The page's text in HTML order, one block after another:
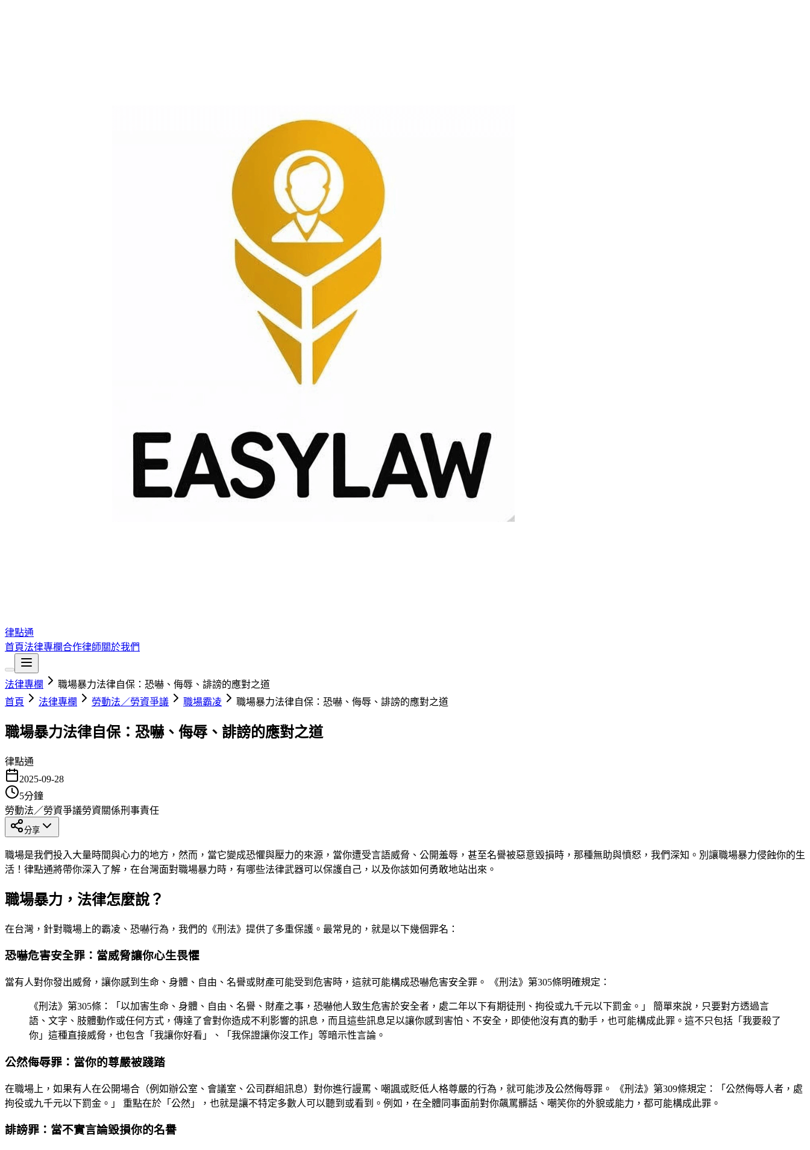
律點通
首頁法律專欄合作律師關於我們
法律專欄
職場暴力法律自保：恐嚇、侮辱、誹謗的應對之道
首頁
法律專欄 勞動法／勞資爭議 職場霸凌 職場暴力法律自保：恐嚇、侮辱、誹謗的應對之道
職場暴力法律自保：恐嚇、侮辱、誹謗的應對之道
律點通
2025-09-28
5分鐘
勞動法／勞資爭議勞資關係刑事責任
分享
職場是我們投入大量時間與心力的地方，然而，當它變成恐懼與壓力的來源，當你遭受言語威脅、公開羞辱，甚至名譽被惡意毀損時，那種無助與憤怒，我們深知。別讓職場暴力侵蝕你的生
活！律點通將帶你深入了解，在台灣面對職場暴力時，有哪些法律武器可以保護自己，以及你該如何勇敢地站出來。
職場暴力，法律怎麼說？
在台灣，針對職場上的霸凌、恐嚇行為，我們的《刑法》提供了多重保護。最常見的，就是以下幾個罪名：
恐嚇危害安全罪：當威脅讓你心生畏懼
當有人對你發出威脅，讓你感到生命、身體、自由、名譽或財產可能受到危害時，這就可能構成恐嚇危害安全罪。 《刑法》第305條明確規定：
《刑法》第305條：「以加害生命、身體、自由、名譽、財產之事，恐嚇他人致生危害於安全者，處二年以下有期徒刑、拘役或九千元以下罰金。」 簡單來說，只要對方透過言
語、文字、肢體動作或任何方式，傳達了會對你造成不利影響的訊息，而且這些訊息足以讓你感到害怕、不安全，即使他沒有真的動手，也可能構成此罪。這不只包括「我要殺了
你」這種直接威脅，也包含「我讓你好看」、「我保證讓你沒工作」等暗示性言論。
公然侮辱罪：當你的尊嚴被踐踏
在職場上，如果有人在公開場合（例如辦公室、會議室、公司群組訊息）對你進行謾罵、嘲諷或貶低人格尊嚴的行為，就可能涉及公然侮辱罪。 《刑法》第309條規定：「公然侮辱人者，處
拘役或九千元以下罰金。」 重點在於「公然」，也就是讓不特定多數人可以聽到或看到。例如，在全體同事面前對你飆罵髒話、嘲笑你的外貌或能力，都可能構成此罪。
誹謗罪：當不實言論毀損你的名譽